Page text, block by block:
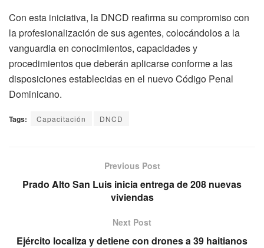
Con esta iniciativa, la DNCD reafirma su compromiso con
la profesionalización de sus agentes, colocándolos a la
vanguardia en conocimientos, capacidades y
procedimientos que deberán aplicarse conforme a las
disposiciones establecidas en el nuevo Código Penal
Dominicano.
Tags: Capacitación DNCD
Previous Post
Prado Alto San Luis inicia entrega de 208 nuevas
viviendas
Next Post
Ejército localiza y detiene con drones a 39 haitianos